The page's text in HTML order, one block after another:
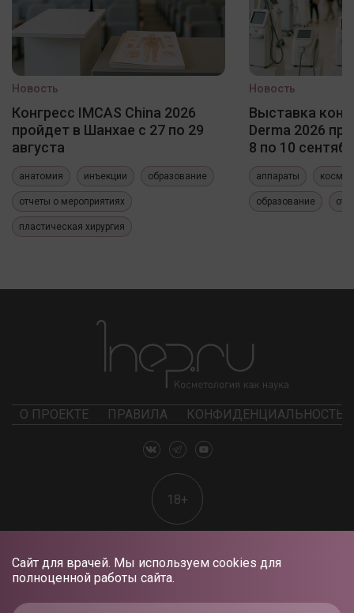
Сайт для врачей. Мы используем cookies для
полноценной работы сайта.
Новость
Конгресс IMCAS China 2026
пройдет в Шанхае с 27 по 29
августа
анатомия инъекции образование
отчеты о мероприятиях
пластическая хирургия
Новость
Выставка
Derma 2026
8 по 10
аппараты
образование
О ПРОЕКТЕ ПРАВИЛА КОНФИДЕНЦИАЛЬНОСТЬ
18+